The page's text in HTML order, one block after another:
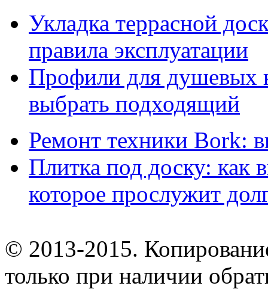
Укладка террасной
правила эксплуатации
Профили для душевых
выбрать подходящий
Ремонт техники Bork:
Плитка под доску: как
которое прослужит
© 2013-2015.
только при наличии